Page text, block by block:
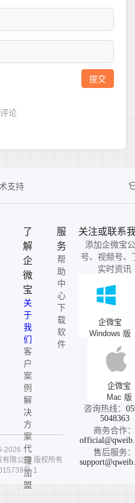
支持
了
解
企
微
宝
关
于
我
们
客
户
案
例
解
决
方
案
代
理
加
盟
服
务
帮
助
中
心
下
载
软
件
关注或联系
添加企微宝
号、视频号、
实时资讯
企微宝
Windows 版
企微宝
Mac 版
咨询热线：
5048363
商务合作：
售后服务：
2026
有限公司 版权所有
号-1